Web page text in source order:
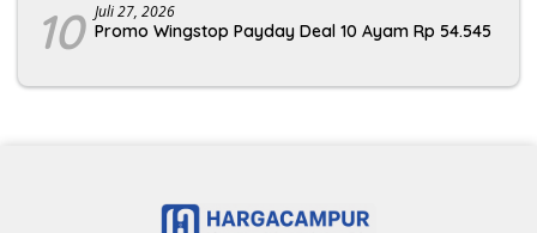
10 Juli 27, 2026
Promo Wingstop Payday Deal 10 Ayam Rp 54.545